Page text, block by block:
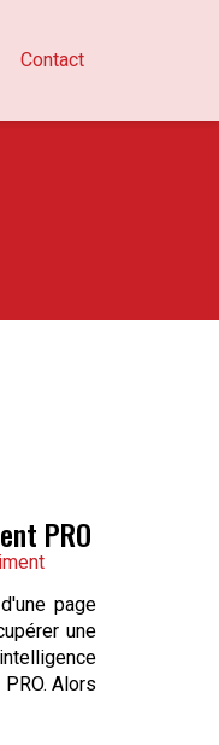
Contact
PRO
page
une
Alors